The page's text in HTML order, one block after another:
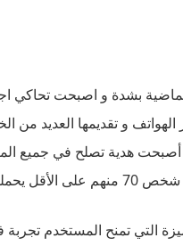
بشدة و اصبحت تحاكي
و تقديمها العديد من
هدية تصلح في جميع
التي تمنح المستخدم